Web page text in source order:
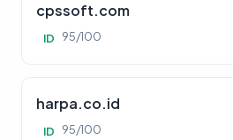
cpssoft.com
ID 95/100
harpa.co.id
ID 95/100